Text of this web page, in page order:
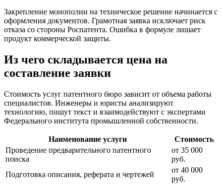
Закрепление монополии на техническое решение начинается с
оформления документов. Грамотная заявка исключает риск
отказа со стороны Роспатента. Ошибка в формуле лишает
продукт коммерческой защиты.
Из чего складывается цена на
составление заявки
Стоимость услуг патентного бюро зависит от объема работы
специалистов. Инженеры и юристы анализируют
технологию, пишут текст и взаимодействуют с экспертами
Федерального института промышленной собственности.
Наименование услуги
Стоимость
Проведение предварительного патентного
поиска
от 35 000
руб.
Подготовка описания, реферата и чертежей
от 40 000
руб.